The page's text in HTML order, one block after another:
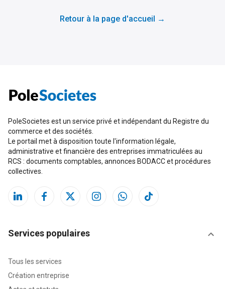
Retour à la page d'accueil →
PoleSocietes est un service privé et indépendant du Registre du
commerce et des sociétés.
Le portail met à disposition toute l'information légale,
administrative et financière des entreprises immatriculées au
RCS : documents comptables, annonces BODACC et procédures
collectives.
Services populaires
Tous les services
Création entreprise